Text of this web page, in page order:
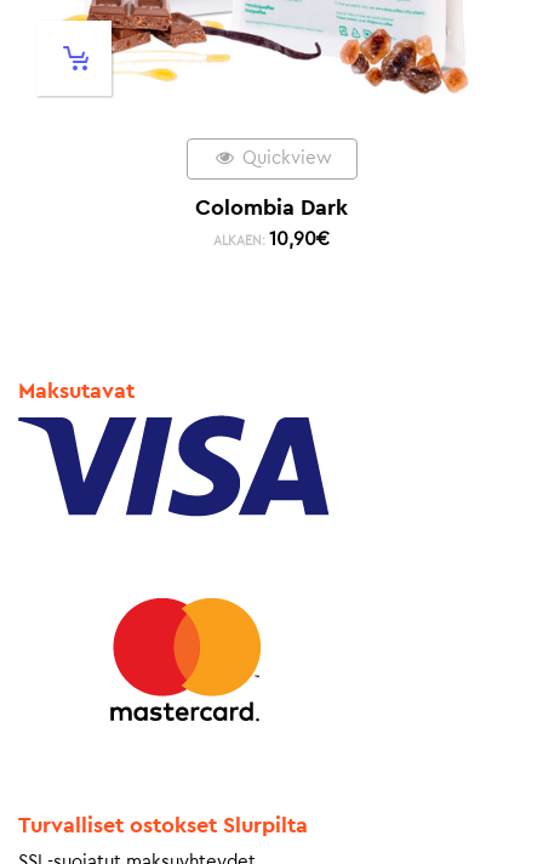
Quickview
Colombia Dark
ALKAEN: 10,90€
Maksutavat
Turvalliset ostokset Slurpilta